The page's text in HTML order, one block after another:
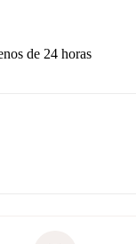
de 24 horas
No te haremos ningún